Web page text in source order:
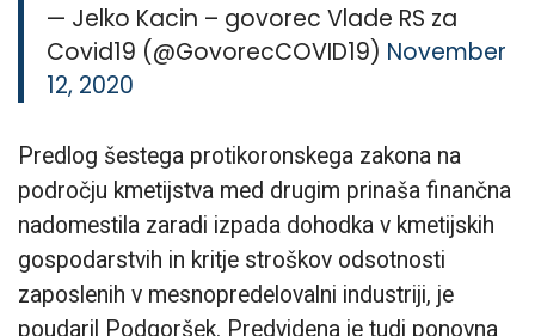
— Jelko Kacin – govorec Vlade RS za
Covid19 (@GovorecCOVID19) November
12, 2020
Predlog šestega protikoronskega zakona na
področju kmetijstva med drugim prinaša finančna
nadomestila zaradi izpada dohodka v kmetijskih
gospodarstvih in kritje stroškov odsotnosti
zaposlenih v mesnopredelovalni industriji, je
poudaril Podgoršek. Predvidena je tudi ponovna